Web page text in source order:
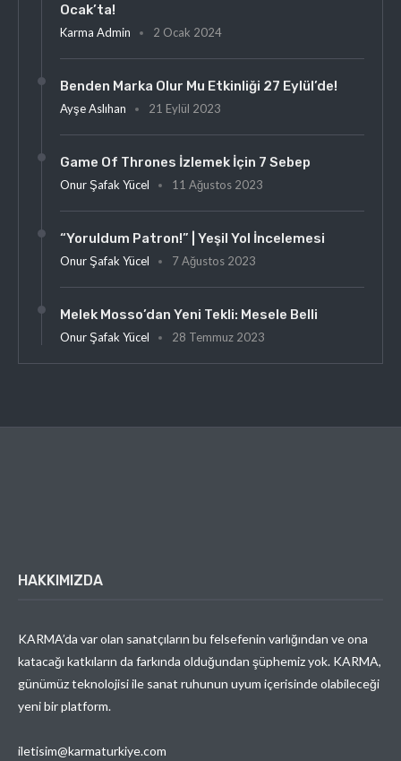
Ocak’ta!
Karma Admin 2 Ocak 2024
Benden Marka Olur Mu Etkinliği 27 Eylül’de!
Ayşe Aslıhan 21 Eylül 2023
Game Of Thrones İzlemek İçin 7 Sebep
Onur Şafak Yücel 11 Ağustos 2023
“Yoruldum Patron!” | Yeşil Yol İncelemesi
Onur Şafak Yücel 7 Ağustos 2023
Melek Mosso’dan Yeni Tekli: Mesele Belli
Onur Şafak Yücel 28 Temmuz 2023
HAKKIMIZDA
KARMA’da var olan sanatçıların bu felsefenin varlığından ve ona
katacağı katkıların da farkında olduğundan şüphemiz yok. KARMA,
günümüz teknolojisi ile sanat ruhunun uyum içerisinde olabileceği
yeni bir platform.
iletisim@karmaturkiye.com